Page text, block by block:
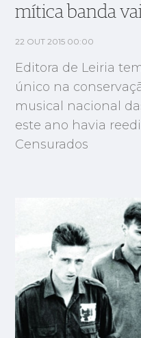
mítica banda
22 OUT 2015 00:00
Editora de Leiria
único na
musical nacional
este ano havia
Censurados